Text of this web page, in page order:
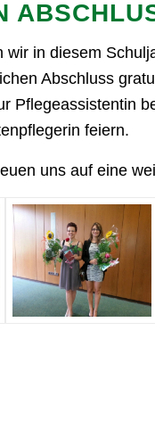
in diesem
Abschluss
Pflegeassistentin
feiern.
uns auf eine